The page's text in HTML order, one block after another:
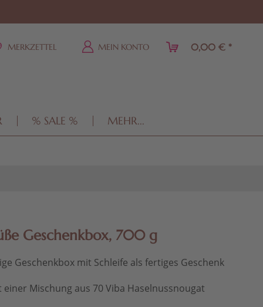
MERKZETTEL MEIN KONTO 0,00 € *
% SALE % MEHR...
Geschenkbox, 700 g
Geschenkbox mit Schleife als fertiges Geschenk
Mischung aus 70 Viba Haselnussnougat